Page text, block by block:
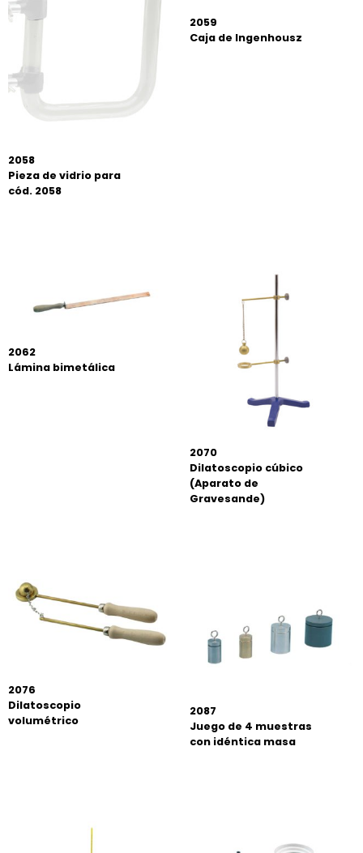
2058
Pieza de vidrio para
cód. 2058
2059
Caja de Ingenhousz
2062
Lámina bimetálica
2070
Dilatoscopio cúbico
(Aparato de
Gravesande)
2076
Dilatoscopio
volumétrico
2087
Juego de 4 muestras
con idéntica masa